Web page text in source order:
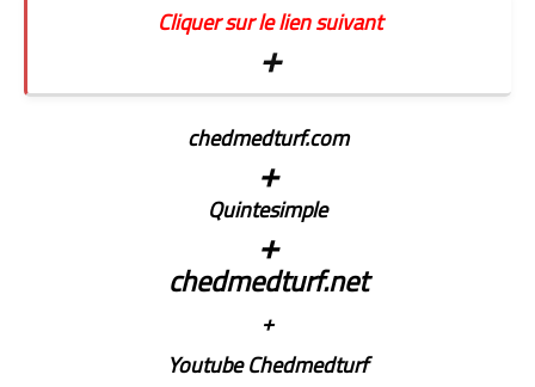
Cliquer sur le lien suivant
+
chedmedturf.com
+
Quintesimple
+
chedmedturf.net
+
Youtube Chedmedturf